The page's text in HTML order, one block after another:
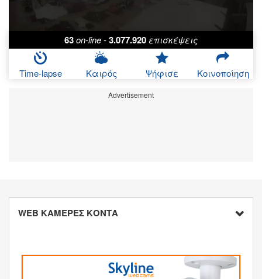
63on-line-3.077.920επισκέψεις
Time-lapse Καιρός Ψήφισε Κοινοποίηση
Advertisement
WEB ΚΑΜΕΡΕΣ ΚΟΝΤΑ